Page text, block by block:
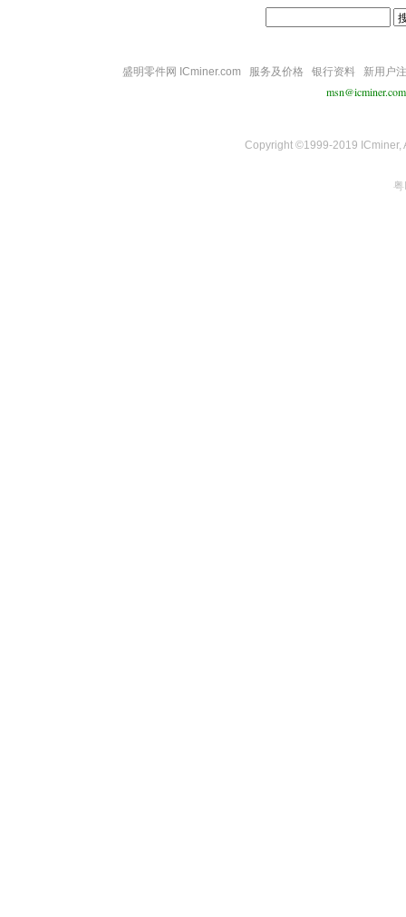
盛明零件网 ICminer.com 服务及价格 银行资料 新用户
msn@icminer.com
Copyright ©1999-2019 ICminer,